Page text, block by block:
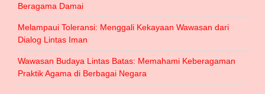
Beragama Damai
Melampaui Toleransi: Menggali Kekayaan Wawasan dari
Dialog Lintas Iman
Wawasan Budaya Lintas Batas: Memahami Keberagaman
Praktik Agama di Berbagai Negara